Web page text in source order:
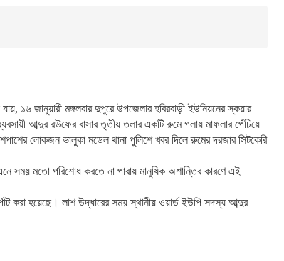
১৬ জানুয়ারী মঙ্গলবার দুপুরে উপজেলার হবিরবাড়ী ইউনিয়নের স্কয়ার
ব্যবসায়ী আব্দুর রউফের বাসার তৃতীয় তলার একটি রুমে গলায় মাফলার পেঁচিয়ে
লোকজন ভালুকা মডেল থানা পুলিশে খবর দিলে রুমের দরজার সিটকেরি
সময় মতো পরিশোধ করতে না পারায় মানুষিক অশান্তির কারণে এই
করা হয়েছে। লাশ উদ্ধারের সময় স্থানীয় ওয়ার্ড ইউপি সদস্য আব্দুর